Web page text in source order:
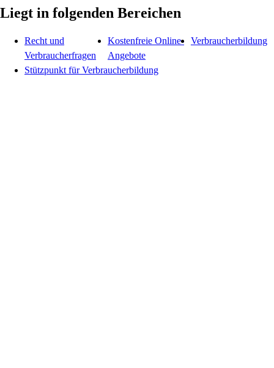
Liegt in folgenden Bereichen
Recht und
Verbraucherfragen
Kostenfreie Online-
Angebote
Verbraucherbildung
Stützpunkt für Verbraucherbildung